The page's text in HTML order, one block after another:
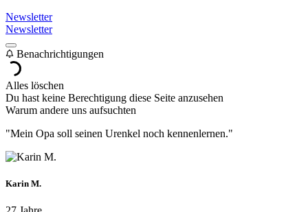
Newsletter
Newsletter
Benachrichtigungen
Alles löschen
Du hast keine Berechtigung diese Seite anzusehen
Warum andere uns aufsuchten
"Mein Opa soll seinen Urenkel noch kennenlernen."
Karin M.